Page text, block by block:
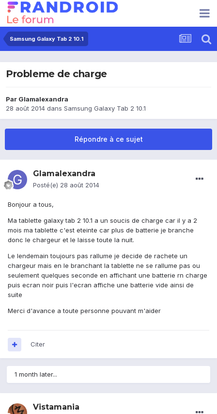
Samsung Galaxy Tab 2 10.1
Probleme de charge
Par Glamalexandra
28 août 2014 dans Samsung Galaxy Tab 2 10.1
Répondre à ce sujet
Glamalexandra
Posté(e) 28 août 2014
Bonjour a tous,
Ma tablette galaxy tab 2 10.1 a un soucis de charge car il y a 2
mois ma tablette c'est eteinte car plus de batterie je branche
donc le chargeur et le laisse toute la nuit.
Le lendemain toujours pas rallume je decide de rachete un
chargeur mais en le branchant la tablette ne se rallume pas ou
seulement quelques seconde en affichant une batterie rn charge
puis ecran noir puis l'ecran affiche une batterie vide ainsi de
suite
Merci d'avance a toute personne pouvant m'aider
Citer
1 month later...
Vistamania